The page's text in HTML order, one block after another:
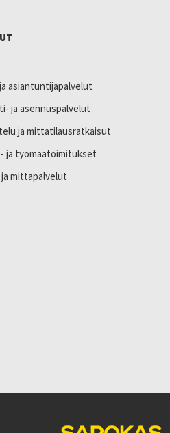
asiantuntijapalvelut
ja asennuspalvelut
ja mittatilausratkaisut
ja työmaatoimitukset
ja mittapalvelut